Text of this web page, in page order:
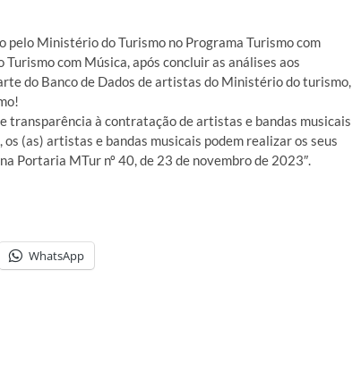
pelo Ministério do Turismo no Programa Turismo com
com Música, após concluir as análises aos
do Banco de Dados de artistas do Ministério do turismo,
transparência à contratação de artistas e bandas musicais
(as) artistas e bandas musicais podem realizar os seus
Portaria MTur nº 40, de 23 de novembro de 2023″.
WhatsApp